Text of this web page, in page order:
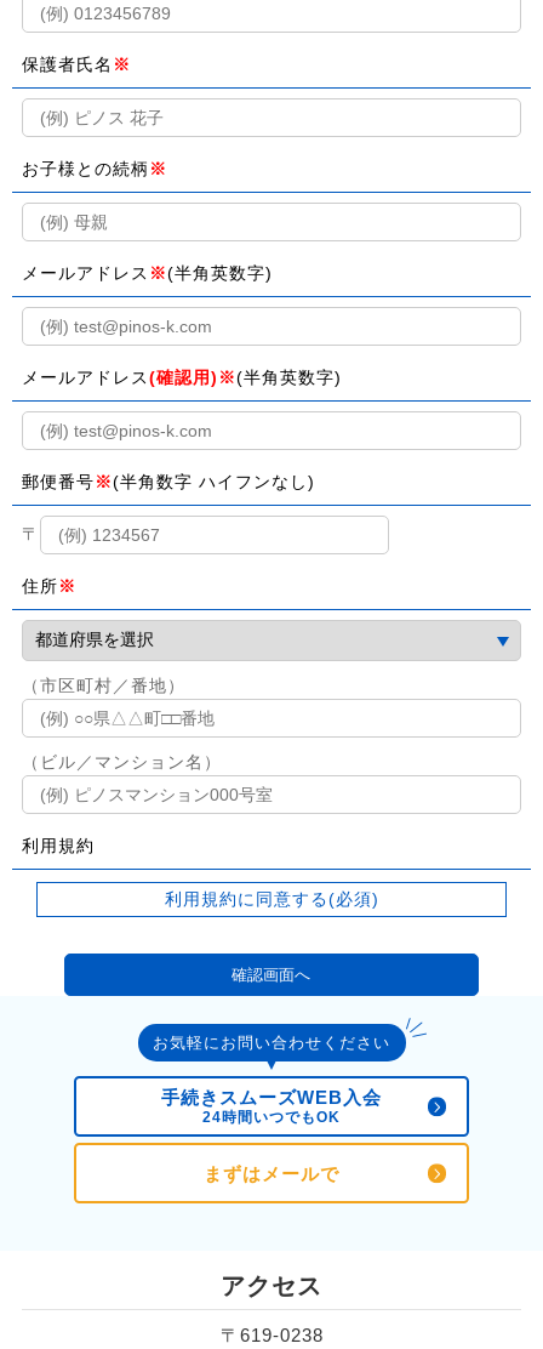
保護者氏名 ※
お子様との続柄 ※
メールアドレス ※(半角英数字)
メールアドレス(確認用)※(半角英数字)
郵便番号※(半角数字 ハイフンなし)
〒
住所※
（市区町村／番地）
（ビル／マンション名）
利用規約
利用規約に同意する(必須)
お気軽にお問い合わせください
手続きスムーズWEB入会
24時間いつでもOK
まずはメールで
アクセス
〒619-0238